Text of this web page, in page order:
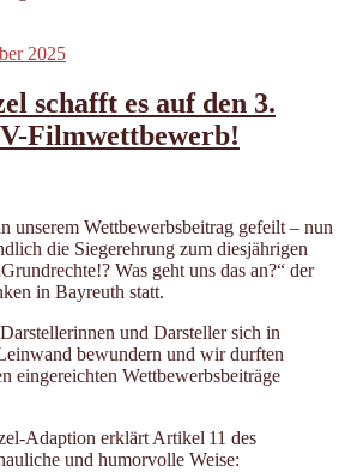
2025
schafft es auf den 3.
Filmwettbewerb!
unserem Wettbewerbsbeitrag gefeilt – nun
die Siegerehrung zum diesjährigen
Was geht uns das an?“ der
in Bayreuth statt.
und Darsteller sich in
bewundern und wir durften
eingereichten Wettbewerbsbeiträge
Adaption erklärt Artikel 11 des
und humorvolle Weise: